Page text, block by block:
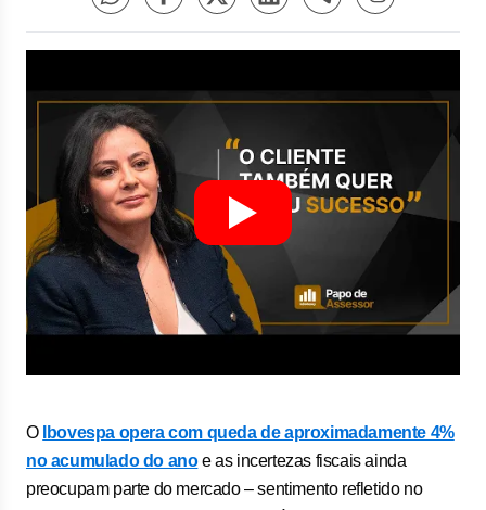
O Ibovespa opera com queda de aproximadamente 4%
no acumulado do anoe as incertezas fiscais ainda
preocupam parte do mercado – sentimento refletido no